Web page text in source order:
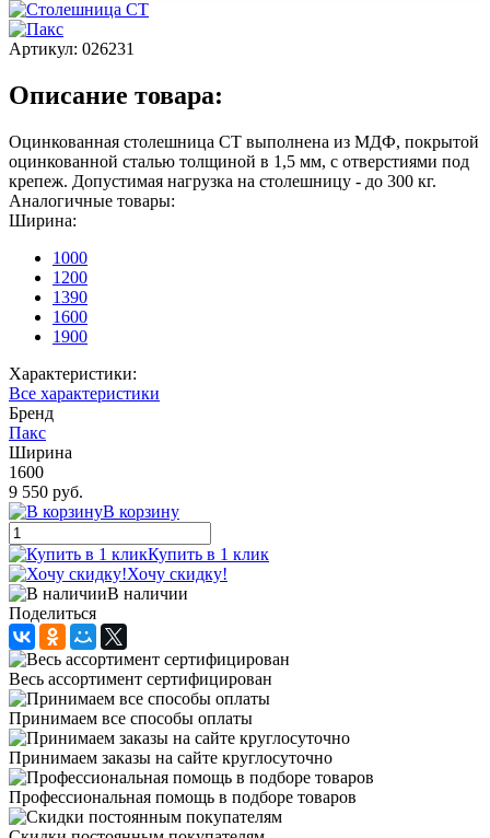
Артикул: 026231
Описание товара:
Оцинкованная столешница СТ выполнена из МДФ, покрытой
оцинкованной сталью толщиной в 1,5 мм, с отверстиями под
крепеж. Допустимая нагрузка на столешницу - до 300 кг.
Аналогичные товары:
Ширина:
1000
1200
1390
1600
1900
Характеристики:
Все характеристики
Бренд
Пакс
Ширина
1600
9 550 руб.
В корзину
Купить в 1 клик
Хочу скидку!
В наличии
Поделиться
Весь ассортимент сертифицирован
Принимаем все способы оплаты
Принимаем заказы на сайте круглосуточно
Профессиональная помощь в подборе товаров